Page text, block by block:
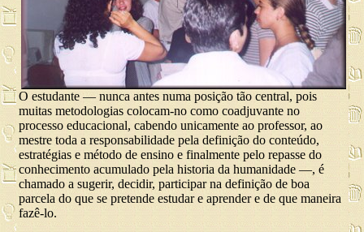
O estudante — nunca antes numa posição tão central, pois
muitas metodologias colocam-no como coadjuvante no
processo educacional, cabendo unicamente ao professor, ao
mestre toda a responsabilidade pela definição do conteúdo,
estratégias e método de ensino e finalmente pelo repasse do
conhecimento acumulado pela historia da humanidade —, é
chamado a sugerir, decidir, participar na definição de boa
parcela do que se pretende estudar e aprender e de que maneira
fazê-lo.